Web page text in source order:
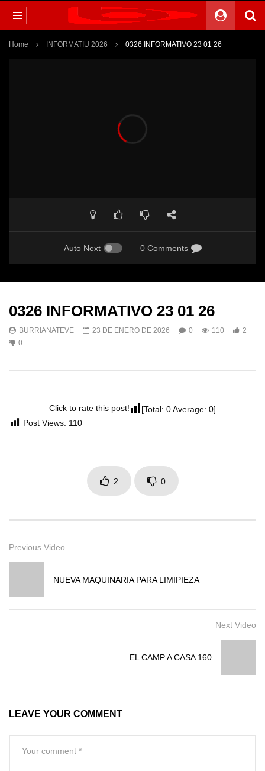
Home INFORMATIU 2026 0326 INFORMATIVO 23 01 26
Auto Next 0 Comments
0326 INFORMATIVO 23 01 26
BURRIANATEVE 23 DE ENERO DE 2026 0 110
2
0
Click to rate this post! [Total: 0Average: 0]
Post Views: 110
2 0
Previous Video
NUEVA MAQUINARIA PARA LIMIPIEZA
Next Video
EL CAMP A CASA 160
LEAVE YOUR COMMENT